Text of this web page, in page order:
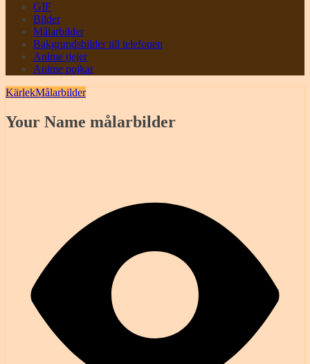
GIF
Bilder
Målarbilder
Bakgrundsbilder till telefonen
Anime tjejer
Anime pojkar
KärlekMålarbilder
Your Name målarbilder